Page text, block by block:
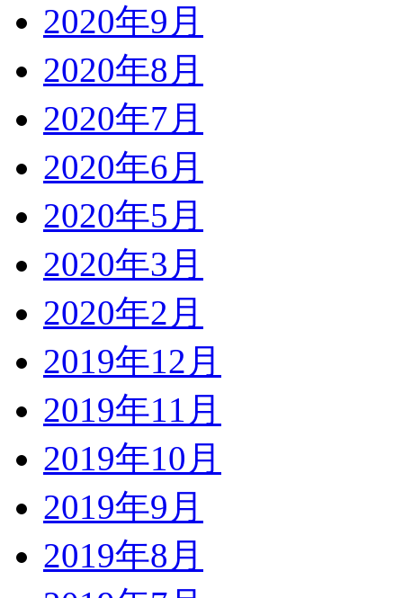
2020年9月
2020年8月
2020年7月
2020年6月
2020年5月
2020年3月
2020年2月
2019年12月
2019年11月
2019年10月
2019年9月
2019年8月